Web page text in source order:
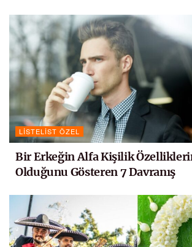
LISTELIST ÖZEL
Bir Erkeğin Alfa Kişilik
Olduğunu Gösteren 7 Davranış